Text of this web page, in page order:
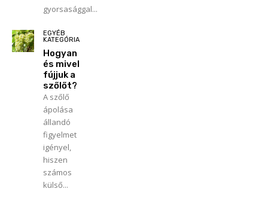
gyorsasággal...
EGYÉB
KATEGÓRIA
Hogyan
és mivel
fújjuk a
szőlőt?
A szőlő
ápolása
állandó
figyelmet
igényel,
hiszen
számos
külső...